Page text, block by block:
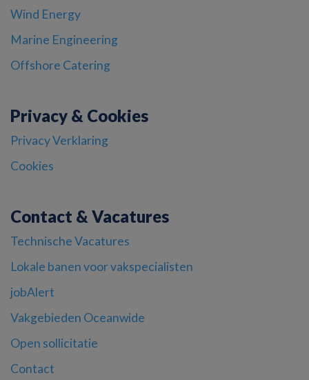
Wind Energy
Marine Engineering
Offshore Catering
Privacy & Cookies
Privacy Verklaring
Cookies
Contact & Vacatures
Technische Vacatures
Lokale banen voor vakspecialisten
jobAlert
Vakgebieden Oceanwide
Open sollicitatie
Contact